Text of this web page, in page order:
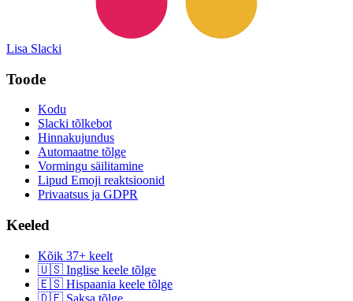
Lisa Slacki
Toode
Kodu
Slacki tõlkebot
Hinnakujundus
Automaatne tõlge
Vormingu säilitamine
Lipud Emoji reaktsioonid
Privaatsus ja GDPR
Keeled
Kõik 37+ keelt
🇺🇸 Inglise keele tõlge
🇪🇸 Hispaania keele tõlge
🇩🇪 Saksa tõlge